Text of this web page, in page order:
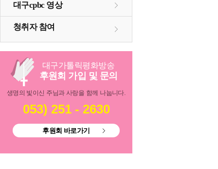
대구cpbc 영상
청취자 참여
대구가톨릭평화방송
후원회 가입 및 문의
생명의 빛이신 주님과 사랑을 함께 나눕니다.
053) 251 - 2630
후원회 바로가기